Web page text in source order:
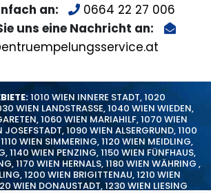
an:
0664 22 27 006
uns eine Nachricht an:
1010 WIEN INNERE STADT,1020
WIEN LANDSTRASSE,1040 WIEN WIEDEN,
,1060 WIEN MARIAHILF,1070 WIEN
JOSEFSTADT,1090 WIEN ALSERGRUND,1100
1110 WIEN SIMMERING,1120 WIEN MEIDLING,
,1140 WIEN PENZING,1150 WIEN FÜNFHAUS,
,1170 WIEN HERNALS,1180 WIEN WÄHRING ,
,1200 WIEN BRIGITTENAU,1210 WIEN
WIEN DONAUSTADT,1230 WIEN LIESING